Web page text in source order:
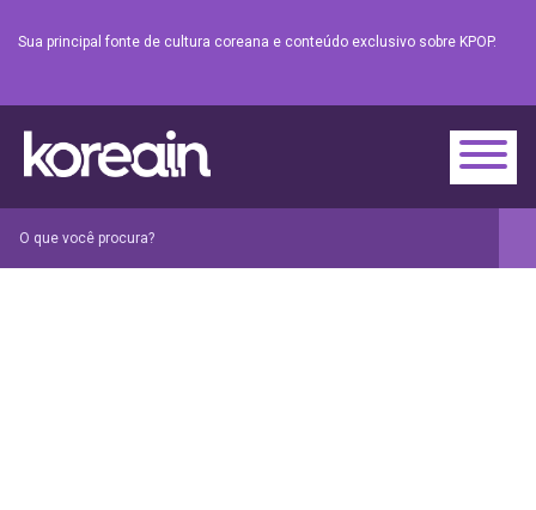
Sua principal fonte de cultura coreana e conteúdo exclusivo sobre KPOP.